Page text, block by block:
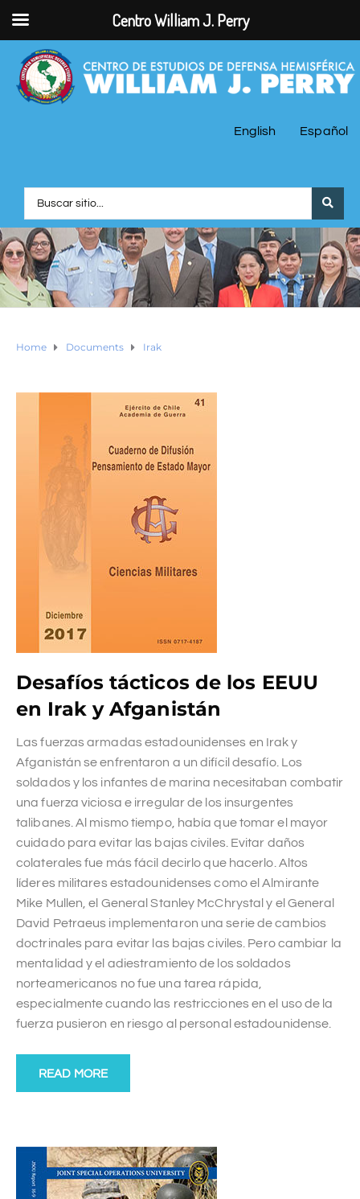
English Español
Home Documents Irak
Desafíos tácticos de los EEUU
en Irak y Afganistán
Las fuerzas armadas estadounidenses en Irak y
Afganistán se enfrentaron a un difícil desafío. Los
soldados y los infantes de marina necesitaban combatir
una fuerza viciosa e irregular de los insurgentes
talibanes. Al mismo tiempo, había que tomar el mayor
cuidado para evitar las bajas civiles. Evitar daños
colaterales fue más fácil decirlo que hacerlo. Altos
líderes militares estadounidenses como el Almirante
Mike Mullen, el General Stanley McChrystal y el General
David Petraeus implementaron una serie de cambios
doctrinales para evitar las bajas civiles. Pero cambiar la
mentalidad y el adiestramiento de los soldados
norteamericanos no fue una tarea rápida,
especialmente cuando las restricciones en el uso de la
fuerza pusieron en riesgo al personal estadounidense.
READ MORE
Centro William J. Perry